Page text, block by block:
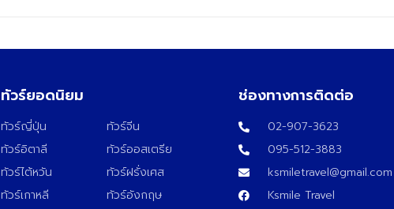
ทัวร์ยอดนิยม
ทัวร์ญี่ปุ่น
ทัวร์อิตาลี
ทัวร์ไต้หวัน
ทัวร์เกาหลี
ทัวร์จีน
ทัวร์ออสเตรีย
ทัวร์ฝรั่งเศส
ทัวร์อังกฤษ
ช่องทางการติดต่อ
02-907-3623
095-512-3883
ksmiletravel@gmail.com
Ksmile Travel